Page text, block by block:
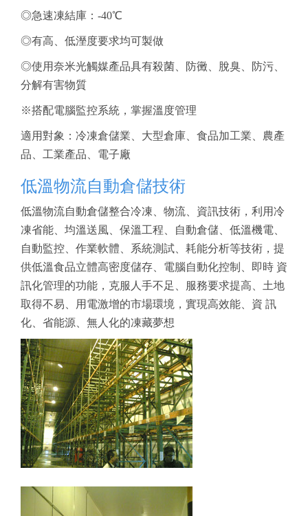
◎急速凍結庫：-40℃
◎有高、低溼度要求均可製做
◎使用奈米光觸媒產品具有殺菌、防黴、脫臭、防污、
分解有害物質
※搭配電腦監控系統，掌握溫度管理
適用對象：冷凍倉儲業、大型倉庫、食品加工業、農產
品、工業產品、電子廠
低溫物流自動倉儲技術
低溫物流自動倉儲整合冷凍、物流、資訊技術，利用冷
凍省能、均溫送風、保溫工程、自動倉儲、低溫機電、
自動監控、作業軟體、系統測試、耗能分析等技術，提
供低溫食品立體高密度儲存、電腦自動化控制、即時 資
訊化管理的功能，克服人手不足、服務要求提高、土地
取得不易、用電激增的市場環境，實現高效能、資 訊
化、省能源、無人化的凍藏夢想